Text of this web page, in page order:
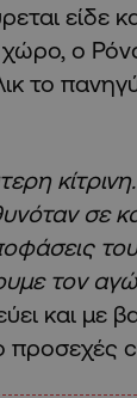
είδε
ο
το
σε
τον
και με
προσεχές